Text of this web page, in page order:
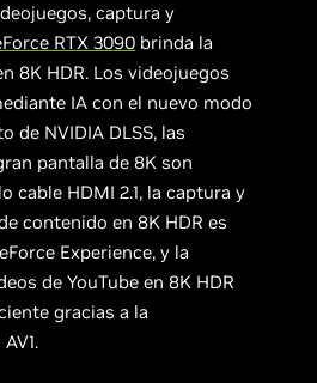
captura y
RTX 3090 brinda la
8K HDR. Los videojuegos
IA con el nuevo modo
de NVIDIA DLSS, las
pantalla de 8K son
cable HDMI 2.1, la captura y
contenido en 8K HDR es
Experience, y la
de YouTube en 8K HDR
gracias a la